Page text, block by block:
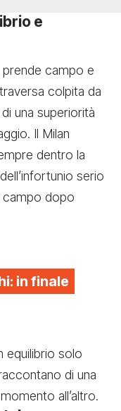
e
campo e
colpita da
una superiorità
Il Milan
dentro la
serio
campo dopo
in finale
equilibrio solo
di una
all’altro.